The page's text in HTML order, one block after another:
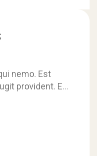
nemo. Est
provident. Et